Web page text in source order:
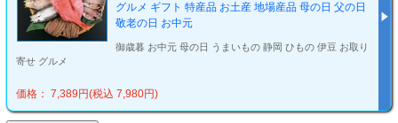
グルメ ギフト 特産品 お土産 地場産品 母の日 父の日
敬老の日 お中元
御歳暮 お中元 母の日 うまいもの 静岡 ひもの 伊豆 お取り
寄せ グルメ
価格： 7,389円(税込 7,980円)